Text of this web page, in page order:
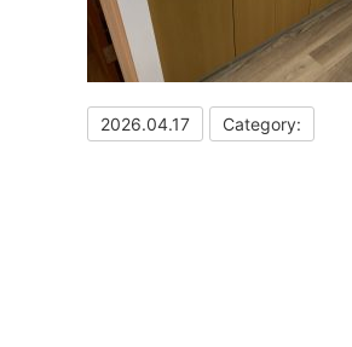
2026.04.17 Category: